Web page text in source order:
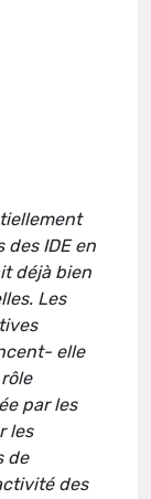
IDE en
déjà bien
Les
elle
par les
les
de
des